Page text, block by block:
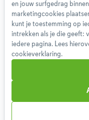
en jouw surfgedrag
marketingcookies
kunt je toestemming op
intrekken als je die geeft:
iedere pagina. Lees
cookieverklaring.